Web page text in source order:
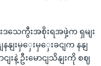
းဒသေကွီးအစိုးရအဖှဲ့က ရှမျး
နနျးမှှေးမှှေးခငျက နနျ
းနဲ့ ဦးမောငျသိနျးကို စဈ